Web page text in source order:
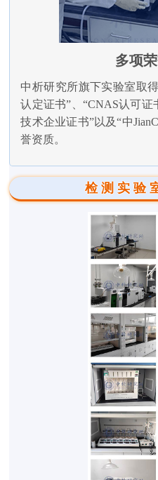
多项
中析研究所旗下实验室取
认定证书”、“CNAS认可证
技术企业证书”以及“中
誉资质。
检测实验